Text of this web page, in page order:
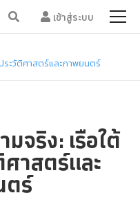
เข้าสู่ระบบ
ระวัติศาสตร์และภาพยนตร์
จริง: เรือใต้
ศาสตร์และ
ร์